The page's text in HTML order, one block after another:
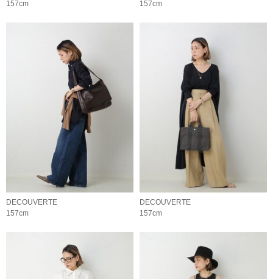
157cm
157cm
DECOUVERTE
157cm
DECOUVERTE
157cm